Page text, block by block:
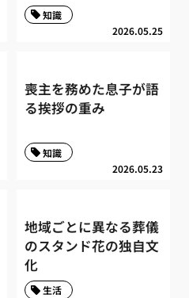
2026.05.25
知識
喪主を務めた息子が語
る挨拶の重み
2026.05.23
知識
地域ごとに異なる葬儀
のスタンド花の独自文
化
生活